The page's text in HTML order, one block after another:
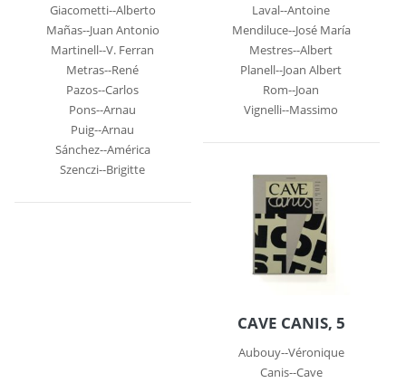
Giacometti--Alberto
Mañas--Juan Antonio
Martinell--V. Ferran
Metras--René
Pazos--Carlos
Pons--Arnau
Puig--Arnau
Sánchez--América
Szenczi--Brigitte
Laval--Antoine
Mendiluce--José María
Mestres--Albert
Planell--Joan Albert
Rom--Joan
Vignelli--Massimo
CAVE CANIS, 5
Aubouy--Véronique
Canis--Cave